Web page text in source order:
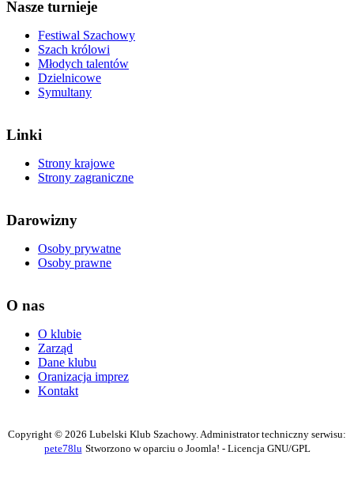
Nasze turnieje
Festiwal Szachowy
Szach królowi
Młodych talentów
Dzielnicowe
Symultany
Linki
Strony krajowe
Strony zagraniczne
Darowizny
Osoby prywatne
Osoby prawne
O nas
O klubie
Zarząd
Dane klubu
Oranizacja imprez
Kontakt
Copyright © 2026 Lubelski Klub Szachowy. Administrator techniczny serwisu:
pete78lu Stworzono w oparciu o Joomla! - Licencja GNU/GPL